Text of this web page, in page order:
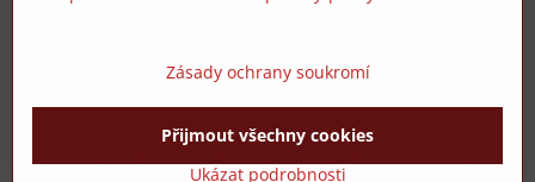
©2026CopyrightPředvolby soukromíZásady ochrany soukromí
Zásady ochrany soukromí
Ukázat podrobnosti
Přijmout všechny cookies